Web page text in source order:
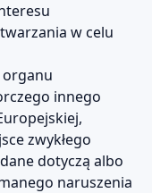
w celu
innego
zwykłego
dotyczą albo
naruszenia